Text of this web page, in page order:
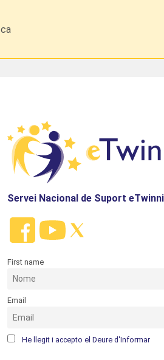
ca
Servei Nacional de Suport
First name
Email
He llegit i accepto el Deure d'Informar